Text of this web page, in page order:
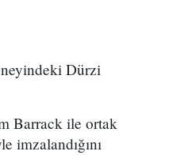
Dürzi
Barrack ile ortak
imzalandığını